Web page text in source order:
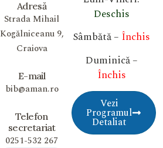
Deschis
Sâmbătă – Închis
Duminică –
Închis
Vezi
Programul
Detaliat
Adresă
Strada Mihail
Kogălniceanu 9,
Craiova
E-mail
bib@aman.ro
Telefon
secretariat
0251-532 267